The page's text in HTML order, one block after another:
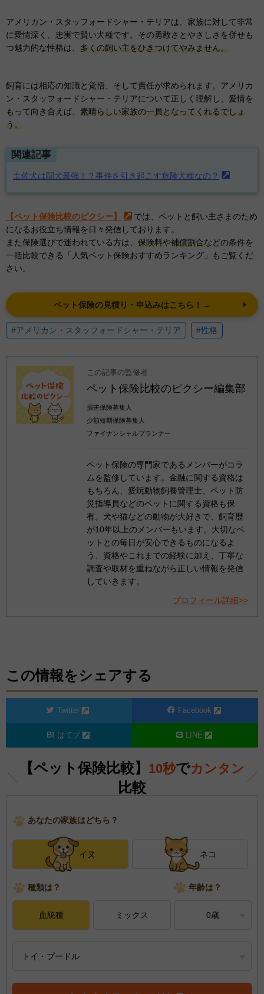
アメリカン・スタッフォードシャー・テリアは、家族に対して非常
に愛情深く、忠実で賢い犬種です。その勇敢さとやさしさを併せも
つ魅力的な性格は、 多くの飼い主をひきつけてやみません。
飼育には相応の知識と覚悟、そして責任が求められます。アメリカ
ン・スタッフォードシャー・テリアについて正しく理解し、愛情を
もって向き合えば、 素晴らしい家族の一員となってくれるでしょ
う。
関連記事
土佐犬は闘犬最強！？事件を引き起こす危険犬種なの？
【ペット保険比較のピクシー】
では、ペットと飼い主さまのため
になるお役立ち情報を日々発信しております。
また保険選びで迷われている方は、 保険料や補償割合などの条件を
一括比較できる「人気ペット保険おすすめランキング」もご覧くだ
さい。
ペット保険の見積り・申込みはこちら！→
#アメリカン・スタッフォードシャー・テリア #性格
この記事の監修者
ペット保険比較のピクシー編集部
損害保険募集人
少額短期保険募集人
ファイナンシャルプランナー
ペット保険の専門家であるメンバーがコラ
ムを監修しています。金融に関する資格は
もちろん、愛玩動物飼養管理士、ペット防
災指導員などのペットに関する資格も保
有。犬や猫などの動物が大好きで、飼育歴
が10年以上のメンバーもいます。大切なペ
ットとの毎日が安心できるものになるよ
う、資格やこれまでの経験に加え、丁寧な
調査や取材を重ねながら正しい情報を発信
していきます。
プロフィール詳細>>
この情報をシェアする
Twitter Facebook
はてブ LINE
【ペット保険比較】 10秒でカンタン
比較
あなたの家族はどちら？
イヌ ネコ
種類は？ 年齢は？
血統種 ミックス 0歳
トイ・プードル